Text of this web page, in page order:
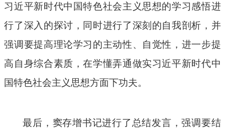
习近平新时代中国特色社会主义思想的学习感悟进
行了深入的探讨，同时进行了深刻的自我剖析，并
强调要提高理论学习的主动性、自觉性，进一步提
高自身综合素质，在学懂弄通做实习近平新时代中
国特色社会主义思想方面下功夫。
最后，窦存增书记进行了总结发言，强调要结